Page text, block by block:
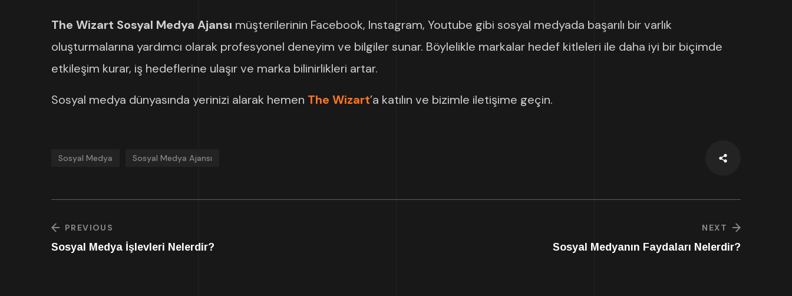
The Wizart Sosyal Medya Ajansı müşterilerinin Facebook, Instagram, Youtube gibi sosyal medyada başarılı bir varlık
oluşturmalarına yardımcı olarak profesyonel deneyim ve bilgiler sunar. Böylelikle markalar hedef kitleleri ile daha iyi bir biçimde
etkileşim kurar, iş hedeflerine ulaşır ve marka bilinirlikleri artar.
Sosyal medya dünyasında yerinizi alarak hemen The Wizart’a katılın ve bizimle iletişime geçin.
Sosyal Medya Sosyal Medya Ajansı
PREVIOUS
Sosyal Medya İşlevleri Nelerdir?
NEXT
Sosyal Medyanın Faydaları Nelerdir?